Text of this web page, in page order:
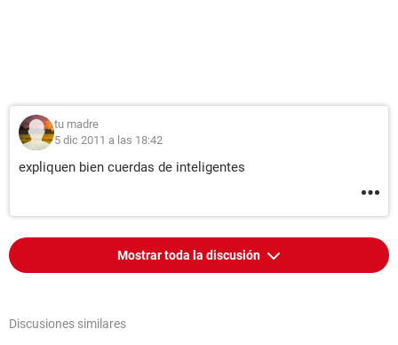
tu madre
5 dic 2011 a las 18:42
expliquen bien cuerdas de inteligentes
Mostrar toda la discusión
Discusiones similares